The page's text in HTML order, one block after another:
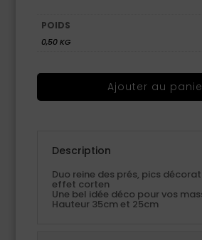
POIDS
0,50 KG
Ajouter au
Description
Duo reine des prés, pics
effet corten
Une bel idée déco pour vos
Hauteur 35cm et 25cm